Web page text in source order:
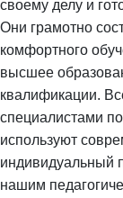
своему делу и
Они грамотно
комфортного
высшее
квалификации.
специалистами
используют
индивидуальный
нашим